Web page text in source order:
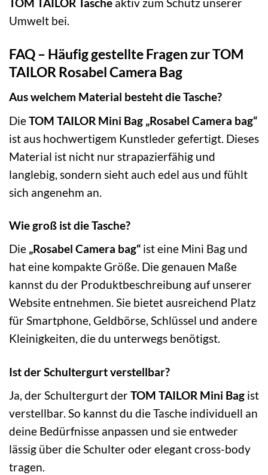
TOM TAILOR Tasche aktiv zum Schutz unserer
Umwelt bei.
FAQ – Häufig gestellte Fragen zur TOM
TAILOR Rosabel Camera Bag
Aus welchem Material besteht die Tasche?
DieTOM TAILOR Mini Bag „Rosabel Camera bag“
ist aus hochwertigem Kunstleder gefertigt. Dieses
Material ist nicht nur strapazierfähig und
langlebig, sondern sieht auch edel aus und fühlt
sich angenehm an.
Wie groß ist die Tasche?
Die „Rosabel Camera bag“ ist eine Mini Bag und
hat eine kompakte Größe. Die genauen Maße
kannst du der Produktbeschreibung auf unserer
Website entnehmen. Sie bietet ausreichend Platz
für Smartphone, Geldbörse, Schlüssel und andere
Kleinigkeiten, die du unterwegs benötigst.
Ist der Schultergurt verstellbar?
Ja, der Schultergurt derTOM TAILOR Mini Bag ist
verstellbar. So kannst du die Tasche individuell an
deine Bedürfnisse anpassen und sie entweder
lässig über die Schulter oder elegant cross-body
tragen.